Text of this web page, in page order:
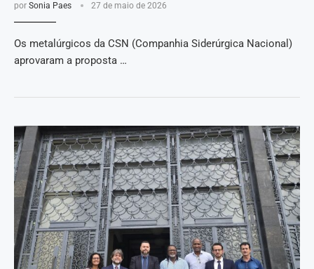
por Sonia Paes 27 de maio de 2026
Os metalúrgicos da CSN (Companhia Siderúrgica Nacional)
aprovaram a proposta …